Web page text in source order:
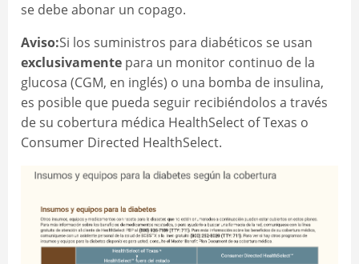
se debe abonar un copago.
Aviso:Si los suministros para diabéticos se usan
exclusivamente para un monitor continuo de la
glucosa (CGM, en inglés) o una bomba de insulina,
es posible que pueda seguir recibiéndolos a través
de su cobertura médica HealthSelect of Texas o
Consumer Directed HealthSelect.